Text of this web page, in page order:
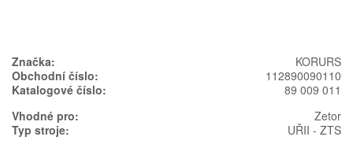
Značka:
KORURS
Obchodní číslo:
112890090110
Katalogové číslo:
89 009 011
Vhodné pro:
Zetor
Typ stroje:
UŘII - ZTS